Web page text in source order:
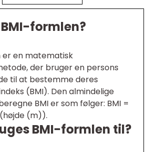
formlen?
er en matematisk
der bruger en persons
til at bestemme deres
(BMI). Den almindelige
BMI er som følger: BMI =
(m)).
BMI-formlen til?